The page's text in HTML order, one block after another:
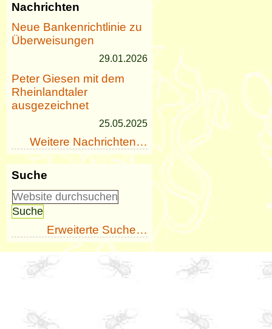
Nachrichten
Neue Bankenrichtlinie zu
Überweisungen
29.01.2026
Peter Giesen mit dem
Rheinlandtaler
ausgezeichnet
25.05.2025
Weitere Nachrichten…
Suche
Erweiterte Suche…